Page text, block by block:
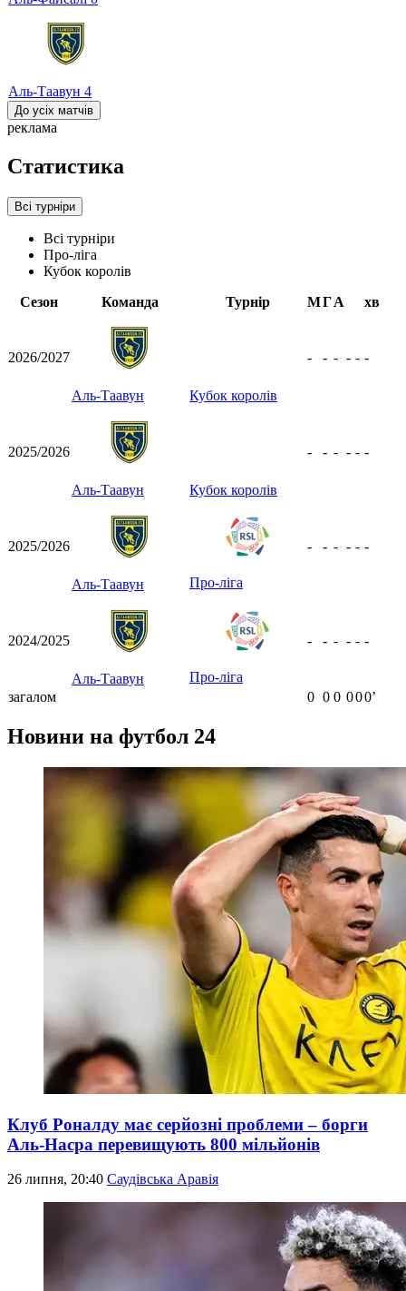
Аль-Таавун 4
До усіх матчів
реклама
Статистика
Всі турніри
Всі турніри
Про-ліга
Кубок королів
Сезон
Команда Турнір МГА хв
2026/2027
Аль-Таавун Кубок королів
- - - - - -
2025/2026
Аль-Таавун Кубок королів
- - - - - -
2025/2026
Аль-Таавун Про-ліга
- - - - - -
2024/2025
Аль-Таавун Про-ліга
- - - - - -
загалом 0 0 0 000ʼ
Новини на футбол 24
Клуб Роналду має серйозні проблеми – борги
Аль-Насра перевищують 800 мільйонів
26 липня, 20:40 Саудівська Аравія